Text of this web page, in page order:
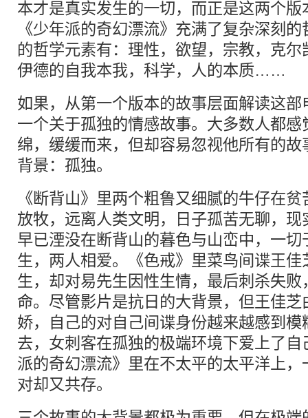
本才是真实发生的一切，而正是这两个
《少年派的奇幻漂流》充满了复杂深刻
的哲学元素有：理性，欲望，宗教，克
伊德的自我本我，科学，人的本质……
如果，从第一个版本的故事层面解读这
一个关于孤独的情感故事。大多数人都
绵，缓缓而来，但却容易忽视他所有的
背景：孤独。
《断背山》里两个粗鲁又细腻的牛仔在
放牧，远离人类文明，日子孤苦无聊，
早已湮没在断背山的暮色与山峦中，一
生，两人相爱。《色戒》里菜鸟间谍王
生，却对易先生因性生情，最后刺杀失
命。尽管影片是抗日的大背景，但王佳
娇，自己的对自己间谍身份越来越感到
去，女刺客在孤独的极端环境下爱上了
派的奇幻漂流》里在不太平的太平洋上
对却又共存。